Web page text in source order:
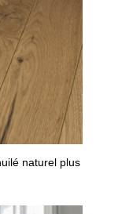
naturel plus